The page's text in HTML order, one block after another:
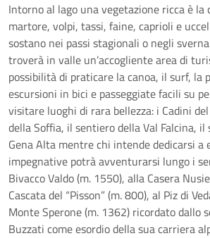
Intorno al lago una vegetazione ricca è la
martore, volpi, tassi, faine, caprioli e
sostano nei passi stagionali o negli
troverà in valle un’accogliente area di
possibilità di praticare la canoa, il surf, la
escursioni in bici e passeggiate facili su
visitare luoghi di rara bellezza: i Cadini
della Soffia, il sentiero della Val Falcina,
Gena Alta mentre chi intende dedicarsi a
impegnative potrà avventurarsi lungo i
Bivacco Valdo (m. 1550), alla Casera
Cascata del “Pisson” (m. 800), al Piz di
Monte Sperone (m. 1362) ricordato dallo
Buzzati come esordio della sua carriera